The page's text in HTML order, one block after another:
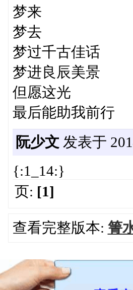
梦来
梦去
梦过千古佳话
梦进良辰美景
但愿这光
最后能助我前行
阮少文 发表于
{:1_14:}
页: [1]
查看完整版本: 箐